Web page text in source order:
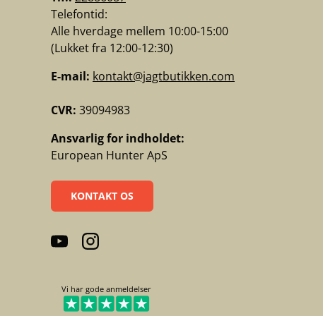
Telefontid:
Alle hverdage mellem 10:00-15:00
(Lukket fra 12:00-12:30)
E-mail: kontakt@jagtbutikken.com
CVR: 39094983
Ansvarlig for indholdet:
European Hunter ApS
KONTAKT OS
YouTubeInstagram
Vi har gode anmeldelser